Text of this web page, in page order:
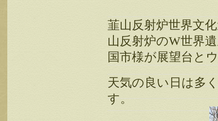
韮山反射炉世界文
山反射炉のW世界
国市様が展望台と
天気の良い日は多
す。